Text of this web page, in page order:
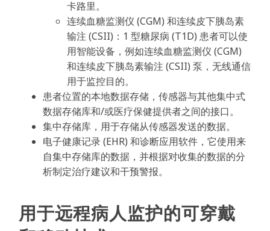
卡路里。
连续血糖监测仪 (CGM) 和连续皮下胰岛素
输注 (CSII)：1 型糖尿病 (T1D) 患者可以使
用智能设备，例如连续血糖监测仪 (CGM)
和连续皮下胰岛素输注 (CSII) 泵，无线通信
用于监控目的。
患者位置的本地数据存储，传感器与其他集中式
数据存储库和/或医疗保健提供者之间的接口。
集中存储库，用于存储从传感器发送的数据。
电子健康记录 (EHR) 和诊断应用软件，它使用来
自集中存储库的数据，并根据对收集的数据的分
析制定治疗建议和干预警报。
用于远程病人监护的可穿戴